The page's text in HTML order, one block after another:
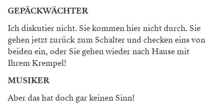
GEPÄCKWÄCHTER
Ich diskutier nicht. Sie kommen hier nicht durch. Sie
gehen jetzt zurück zum Schalter und checken eins von
beiden ein, oder Sie gehen wieder nach Hause mit
Ihrem Krempel!
MUSIKER
Aber das hat doch gar keinen Sinn!